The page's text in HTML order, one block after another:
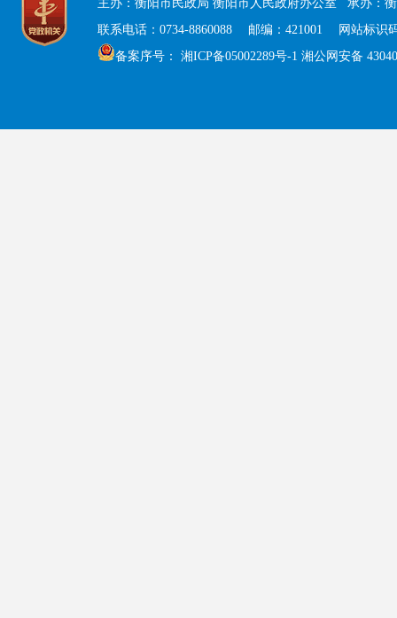
主办：衡阳市民政局 衡阳市人民政府办公室 承办：
联系电话：0734-8860088 邮编：421001 网站标识
备案序号：
湘ICP备05002289号-1 湘公网安备